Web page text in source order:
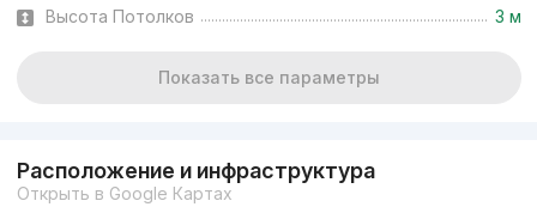
Высота Потолков
3 м
Показать все параметры
Расположение и инфраструктура
Открыть в Google Картах